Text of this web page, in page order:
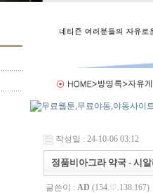
작성일 : 24-10-06 03:12
정품비아그라 약국 - 시
글쓴이 : AD (154.♡.138.167)